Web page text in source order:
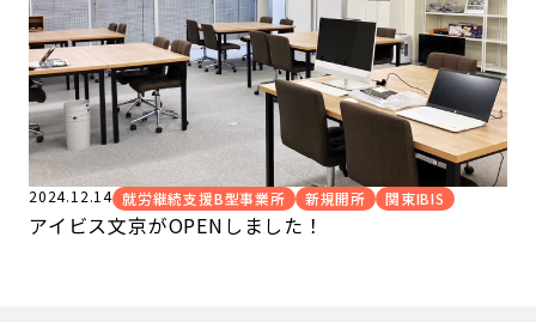
2024.12.14 就労継続支援B型事業所 新規開所 関東IBIS
アイビス文京がOPENしました！